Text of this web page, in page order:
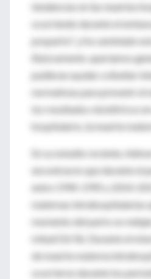
tendencias en las muertes
ocurriendo durante el
posparto? ¿Ha cambiado
Básicamente, queríamos
pudieran ayudar a diseñar
normativas para prevenir el
los resultados obstétricos
hospitalario, la muerte
En su estudio reciente,
encontraron que durante el
entre 1994-1995 y 2014-
maternas intrahospitalarias
momento del parto se
mitad (56 %). Durante el
de muerte materna
ocurrieron durante los